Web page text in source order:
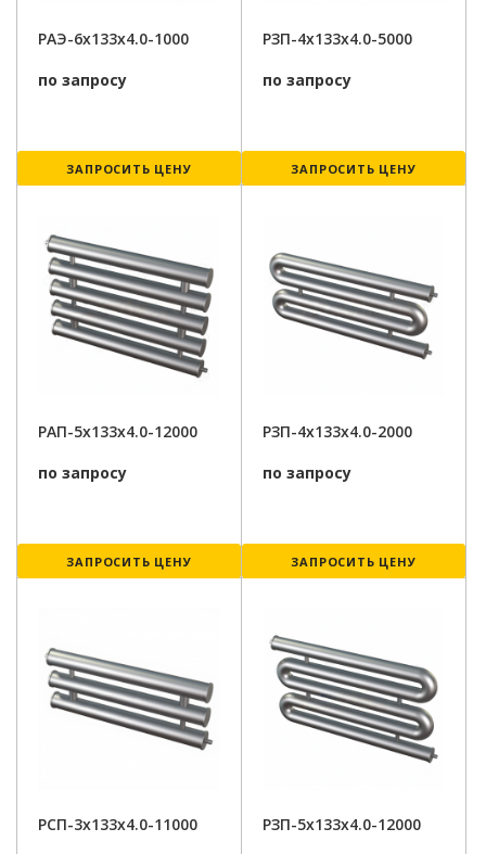
РАЭ-6x133x4.0-1000
по запросу
ЗАПРОСИТЬ ЦЕНУ
РЗП-4x133x4.0-5000
по запросу
ЗАПРОСИТЬ ЦЕНУ
РАП-5x133x4.0-12000
по запросу
ЗАПРОСИТЬ ЦЕНУ
РЗП-4x133x4.0-2000
по запросу
ЗАПРОСИТЬ ЦЕНУ
РСП-3x133x4.0-11000
РЗП-5x133x4.0-12000